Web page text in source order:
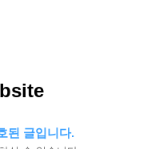
된 글입니다.